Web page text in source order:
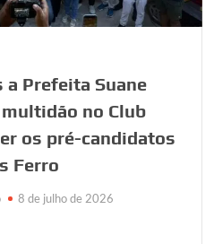
a Prefeita Suane
no Club
os pré-candidatos
Ferro
8 de julho de 2026